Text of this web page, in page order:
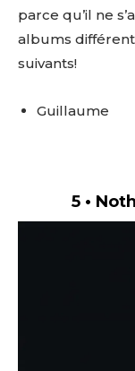
parce qu’il ne
albums
suivants!
Guillaume
5 •